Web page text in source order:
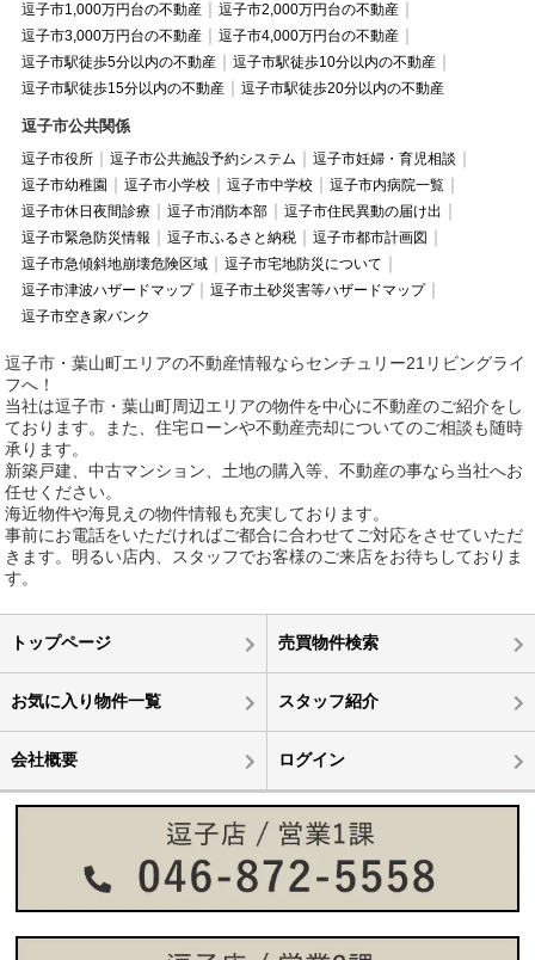
逗子市1,000万円台の不動産
逗子市2,000万円台の不動産
逗子市3,000万円台の不動産
逗子市4,000万円台の不動産
逗子市駅徒歩5分以内の不動産
逗子市駅徒歩10分以内の不動産
逗子市駅徒歩15分以内の不動産
逗子市駅徒歩20分以内の不動産
逗子市公共関係
逗子市役所 逗子市公共施設予約システム
逗子市妊婦・育児相談
逗子市幼稚園
逗子市小学校 逗子市中学校
逗子市内病院一覧
逗子市休日夜間診療
逗子市消防本部
逗子市住民異動の届け出
逗子市緊急防災情報
逗子市ふるさと納税
逗子市都市計画図
逗子市急傾斜地崩壊危険区域
逗子市宅地防災について
逗子市津波ハザードマップ
逗子市土砂災害等ハザードマップ
逗子市空き家バンク
逗子市・葉山町エリアの不動産情報ならセンチュリー21リビングライ
フへ！
当社は逗子市・葉山町周辺エリアの物件を中心に不動産のご紹介をし
ております。また、住宅ローンや不動産売却についてのご相談も随時
承ります。
新築戸建、中古マンション、土地の購入等、不動産の事なら当社へお
任せください。
海近物件や海見えの物件情報も充実しております。
事前にお電話をいただければご都合に合わせてご対応をさせていただ
きます。明るい店内、スタッフでお客様のご来店をお待ちしておりま
す。
トップページ 売買物件検索
お気に入り物件一覧 スタッフ紹介
会社概要 ログイン